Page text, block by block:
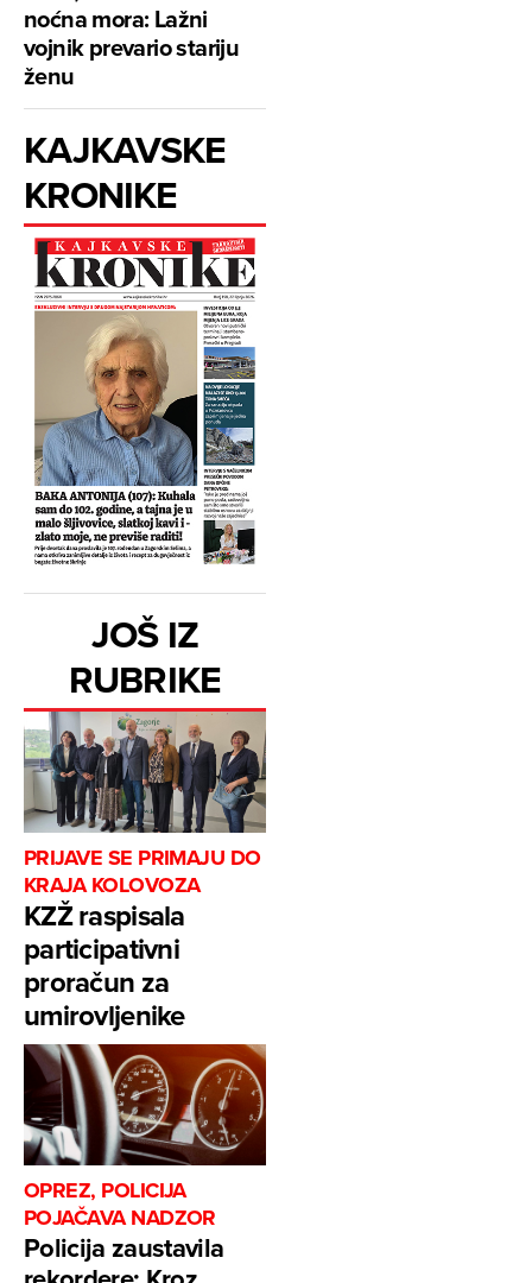
noćna mora: Lažni
vojnik prevario stariju
ženu
KAJKAVSKE
KRONIKE
JOŠ IZ
RUBRIKE
PRIJAVE SE PRIMAJU DO
KRAJA KOLOVOZA
KZŽ raspisala
participativni
proračun za
umirovljenike
OPREZ, POLICIJA
POJAČAVA NADZOR
Policija zaustavila